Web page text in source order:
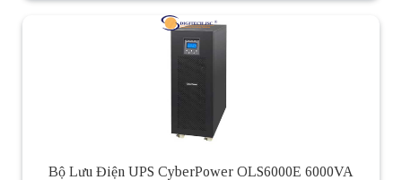
Bộ Lưu Điện UPS CyberPower OLS6000E 6000VA